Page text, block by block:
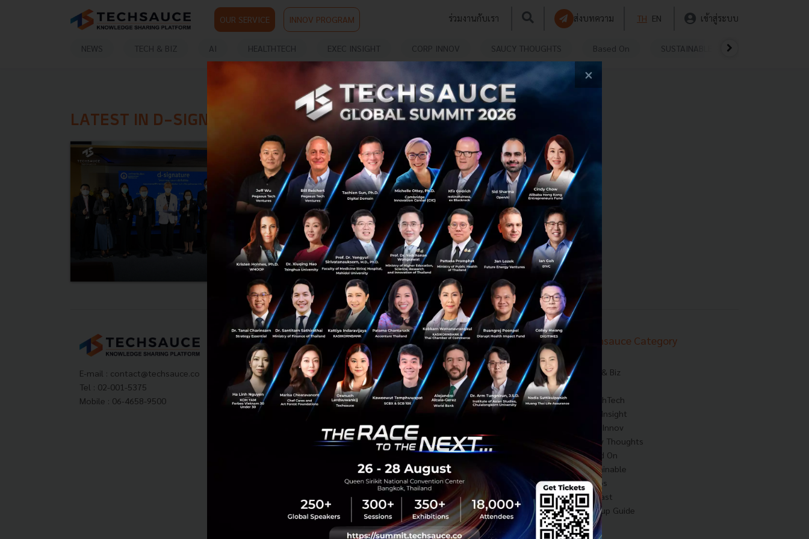
OUR SERVICE INNOV PROGRAM ร่วมงานกับเรา ส่งบทความ TH EN เข้าสู่ระบบ
NEWS TECH & BIZ AI HEALTHTECH EXEC INSIGHT CORP INNOV SAUCY THOUGHTS Based On SUSTAINABLE
LATEST IN D-SIGNATURE
ศิริราช จับมือ ศูนย์ประมวลผล พลิกโฉมการทำงานวิถี
ใหม่ด้วย d-Signature
คณะแพทยศาสตร์ศิริราชพยาบาล ม.มหิดล ร่วมกับ บริษัท
ศูนย์ประมวลผล จำกัด เปิดตัวโครงการ “ระบบลงลายมือชื่อ
ดิจิทัล d-Signature” นระบบที่ใช้ในการลงลายมือชื่อดิจิทัลบน
ไฟล์สัญญา ข้อตกลง ...
กันยายน 19, 2022| ByTechsauce Team
186
PR News ศิริราช d-signature siriraj-hospital
E-mail : contact@techsauce.co
Tel : 02-001-5375
Mobile : 06-4658-9500
Techsauce Media
About Techsauce
Techsauce Services
Privacy Policy
ส่งบทความ
Techsauce Global Summit
Trending Tags
Corporate Innovation
Digital Transformation
E-Commerce
Startup
Technology
Techsauce Category
News
Tech & Biz
HealthTech
Exec Insight
Corp Innov
Saucy Thoughts
Based On
Sustainable
Videos
Podcast
Startup Guide
×